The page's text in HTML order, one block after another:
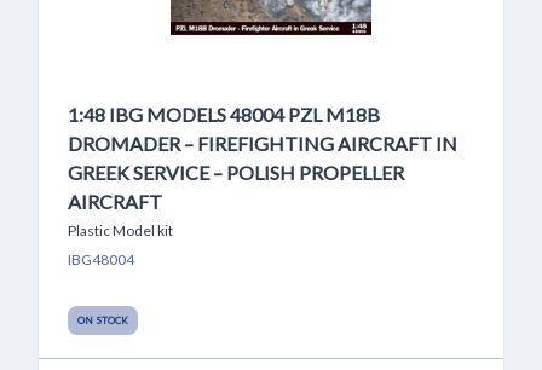
1:48 IBG MODELS 48004 PZL M18B
DROMADER – FIREFIGHTING AIRCRAFT IN
GREEK SERVICE – POLISH PROPELLER
AIRCRAFT
Plastic Model kit
IBG48004
ON STOCK